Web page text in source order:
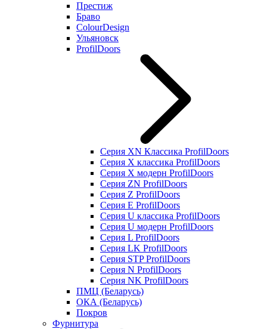
Престиж
Браво
ColourDesign
Ульяновск
ProfilDoors
Серия XN Классика ProfilDoors
Серия Х классика ProfilDoors
Серия Х модерн ProfilDoors
Серия ZN ProfilDoors
Серия Z ProfilDoors
Серия Е ProfilDoors
Серия U классика ProfilDoors
Серия U модерн ProfilDoors
Серия L ProfilDoors
Серия LK ProfilDoors
Серия STP ProfilDoors
Cерия N ProfilDoors
Серия NK ProfilDoors
ПМЦ (Беларусь)
ОКА (Беларусь)
Покров
Фурнитура